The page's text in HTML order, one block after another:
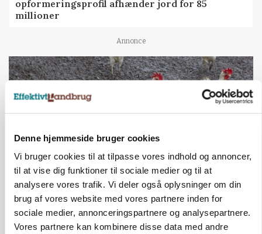
Denne hjemmeside bruger cookies
Vi bruger cookies til at tilpasse vores indhold og annoncer,
til at vise dig funktioner til sociale medier og til at
analysere vores trafik. Vi deler også oplysninger om din
brug af vores website med vores partnere inden for
sociale medier, annonceringspartnere og analysepartnere.
Vores partnere kan kombinere disse data med andre
opformeringsprofil afhænder jord for 85
millioner
Annonce
ØKOLOGI
Klimaberegning er ikke nok: Økologisk fjerkræ
skal vurderes bredere